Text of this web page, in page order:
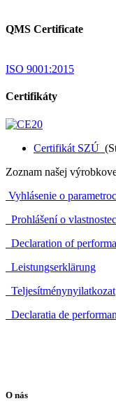
QMS Certificate
ISO 9001:2015
Certifikáty
Certifikát SZÚ
Zoznam našej
Vyhlásenie o
Prohlášení o
Declaration of
Leistungserklärung
Teljesítménynyilatkozat
Declaratia de
O nás